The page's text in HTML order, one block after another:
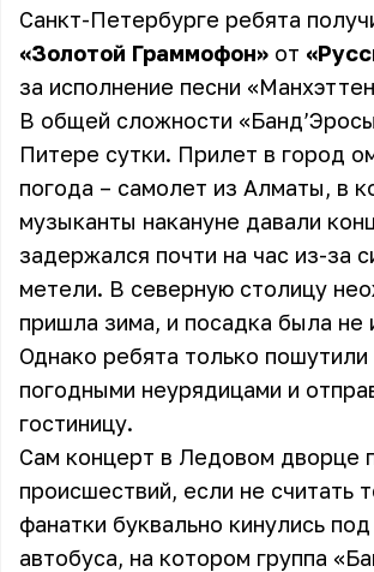
Санкт-Петербурге ребята
«Золотой Граммофон» от
за исполнение песни
В общей сложности
Питере сутки. Прилет в город
погода – самолет из Алматы, в
музыканты накануне давали
задержался почти на час из-за
метели. В северную столицу
пришла зима, и посадка была не
Однако ребята только пошутили
погодными неурядицами и
гостиницу.
Сам концерт в Ледовом дворце
происшествий, если не считать
фанатки буквально кинулись
автобуса, на котором группа